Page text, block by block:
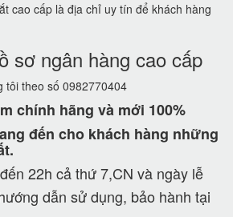
cao cấp là địa chỉ uy tín để khách hàng
sơ ngân hàng cao cấp
tôi theo số 0982770404
chính hãng và mới 100%
đến cho khách hàng những
22h cả thứ 7,CN và ngày lễ
dẫn sử dụng, bảo hành tại